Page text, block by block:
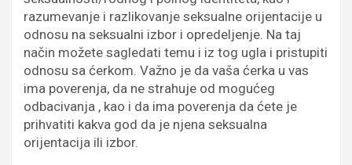
razumevanje i razlikovanje seksualne orijentacije u
odnosu na seksualni izbor i opredeljenje. Na taj
način možete sagledati temu i iz tog ugla i pristupiti
odnosu sa ćerkom. Važno je da vaša ćerka u vas
ima poverenja, da ne strahuje od mogućeg
odbacivanja , kao i da ima poverenja da ćete je
prihvatiti kakva god da je njena seksualna
orijentacija ili izbor.